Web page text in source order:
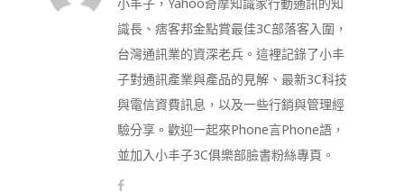
小丰子，Yahoo奇摩知識家行動通訊的知
識長、痞客邦金點賞最佳3C部落客入圍，
台灣通訊業的資深老兵。這裡記錄了小丰
子對通訊產業與產品的見解、最新3C科技
與電信資費訊息，以及一些行銷與管理經
驗分享。歡迎一起來Phone言Phone語，
並加入小丰子3C俱樂部臉書粉絲專頁。